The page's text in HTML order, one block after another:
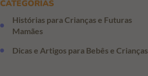
CATEGORIAS
Histórias para Crianças e Futuras
Mamães
Dicas e Artigos para Bebês e Crianças